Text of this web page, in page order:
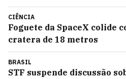
CIÊNCIA
Foguete da SpaceX colide
cratera de 18 metros
BRASIL
STF suspende discussão